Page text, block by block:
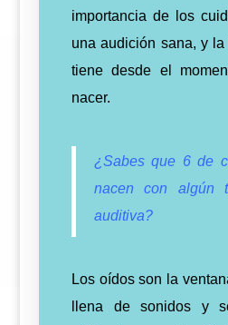
importancia de los
una audición sana, y
tiene desde el
nacer.
¿Sabes que 6 de
nacen con algún
auditiva?
Los oídos son la
llena de sonidos y